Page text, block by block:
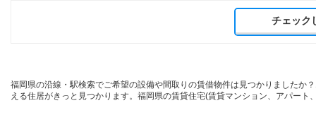
チェック
福岡県の沿線・駅検索でご希望の設備や間取りの賃借物件は見つかりましたか
える住居がきっと見つかります。福岡県の賃貸住宅(賃貸マンション、アパー